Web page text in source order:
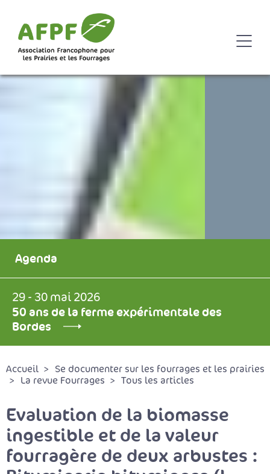
Agenda
29 - 30 mai 2026
50 ans de la ferme expérimentale des
Bordes
Accueil
Se documenter sur les fourrages et les prairies
La revue Fourrages
Tous les articles
Evaluation de la biomasse
ingestible et de la valeur
fourragère de deux arbustes :